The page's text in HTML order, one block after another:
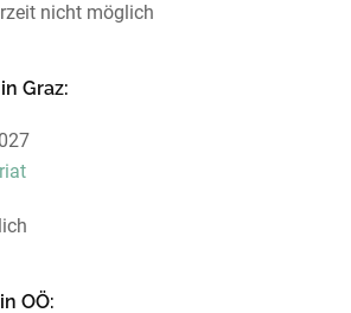
nicht möglich
Graz:
OÖ: